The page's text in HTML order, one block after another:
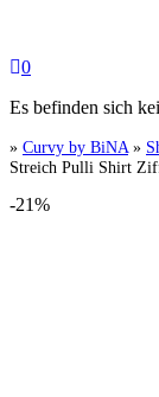
0
Es befinden sich
» Curvy by BiNA »
Streich Pulli Shirt
-21%